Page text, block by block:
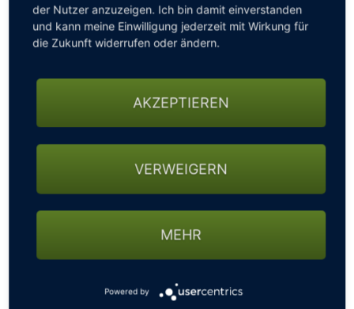
GOLFHOTELS
Gäste aus unterschiedlichen Golfclubs und der
Region hatten bei strahlenden Sonnenschein viel
Beim Turnier über 18 Löcher zeigten sich die Golfer
einmal mehr begeistert von der Golfanlage und dem
atemberaubenden Panorama auf die Seen- und
Hügellandschaft von Serrahn. Unter den über dreißig
freuten sich dabei über attraktive Gutscheine für das
alpincenter Wittenburg. Bevor es am Abend zum
geselligen Beisammensein überging, fand im
Rahmen der Charity Aktion eine Auktion mit den
der Nutzer anzuzeigen. Ich bin damit einverstanden
und kann meine Einwilligung jederzeit mit Wirkung für
die Zukunft widerrufen oder ändern.
AKZEPTIEREN
VERWEIGERN
MEHR
Powered by